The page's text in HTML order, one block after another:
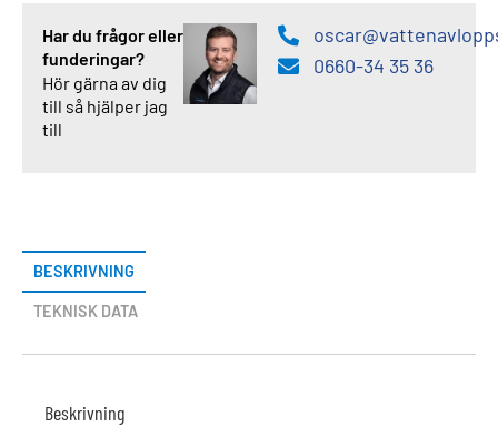
Har du frågor eller
funderingar?
Hör gärna av dig
till så hjälper jag
till
0660-34 35 36
BESKRIVNING
TEKNISK DATA
Beskrivning